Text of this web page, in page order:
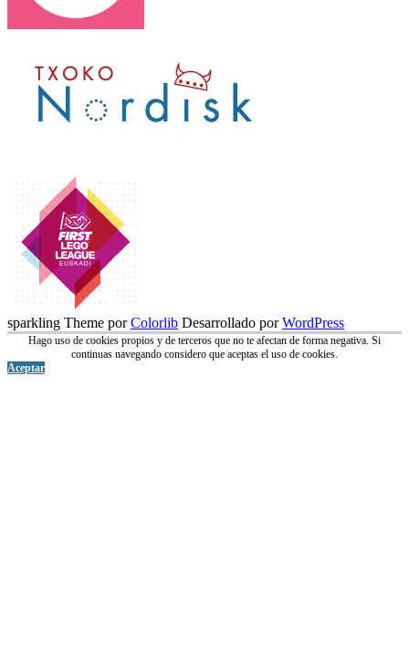
sparkling Theme porColorlib Desarrollado porWordPress
Hago uso de cookies propios y de terceros que no te afectan de forma negativa. Si
continuas navegando considero que aceptas el uso de cookies.
Aceptar